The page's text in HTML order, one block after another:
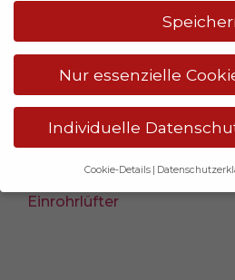
Einrohrlüfter
Nur essenzielle
Individuelle
Cookie-Details